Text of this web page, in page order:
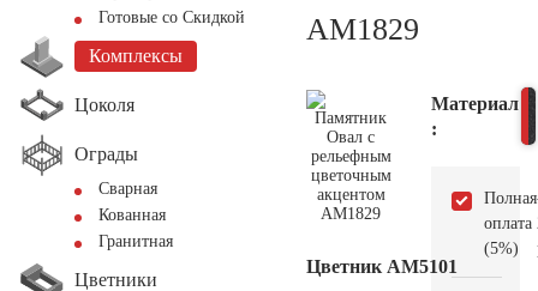
Готовые со Скидкой
Комплексы
Цоколя
Ограды
Сварная
Кованная
Гранитная
Цветники
AM1829
Цветник АМ5101
Материал
:
Полная
оплата
(5%)